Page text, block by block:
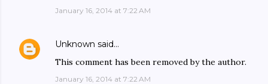
January 16, 2014 at 7:22 AM
Unknown said…
This comment has been removed by the author.
January 16, 2014 at 7:22 AM